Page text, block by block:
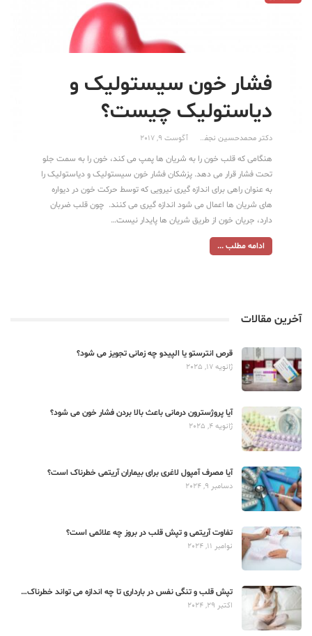
فشار خون سیستولیک و
دیاستولیک چیست؟
دکتر محمدحسین نجفی آگوست 9, 2017
هنگامی که قلب خون را به شریان ها پمپ مى کند، خون را به سمت جلو
تحت فشار قرار می دهد. پزشکان فشار خون سیستولیک و دیاستولیک را
به عنوان راهی برای اندازه گیری نیرویی که توسط حرکت خون در دیواره
های شریان ها اعمال می شود اندازه گیری می کنند. چون قلب ضربان
دارد، جریان خون از طریق شریان ها پایدار نیست…
ادامه مطلب ...
آخرین مقالات
قرص انترستو یا الپیدو چه زمانی تجویز می شود؟
ژانویه 17, 2025
آیا پروژسترون درمانی باعث بالا بردن فشار خون می شود؟
ژانویه 4, 2025
آیا مصرف آمپول لاغری برای بیماران آریتمی خطرناک است؟
دسامبر 9, 2024
تفاوت آریتمی و تپش قلب در بروز چه علائمی است؟
نوامبر 11, 2024
تپش قلب و تنگی نفس در بارداری تا چه اندازه می تواند خطرناک…
اکتبر 29, 2024